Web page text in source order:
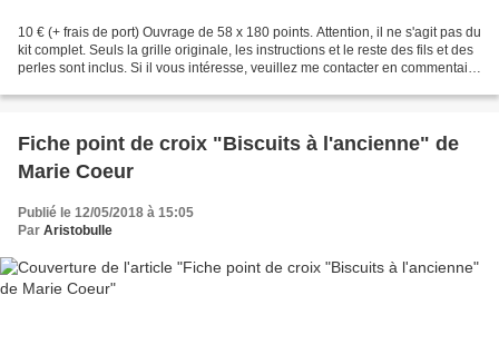
10 € (+ frais de port) Ouvrage de 58 x 180 points. Attention, il ne s'agit pas du
kit complet. Seuls la grille originale, les instructions et le reste des fils et des
perles sont inclus. Si il vous intéresse, veuillez me contacter en commentaire
Fiche point de croix "Biscuits à l'ancienne" de
Marie Coeur
Publié le 12/05/2018 à 15:05
Par Aristobulle